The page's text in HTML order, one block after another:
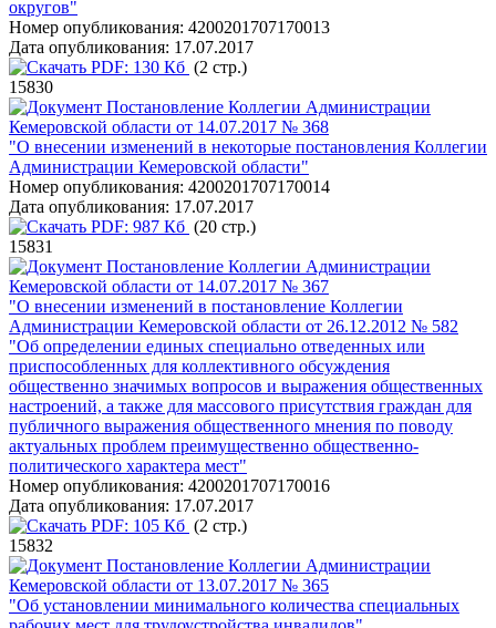
округов"
Номер опубликования: 4200201707170013
Дата опубликования: 17.07.2017
PDF: 130 Кб (2 стр.)
15830
Постановление Коллегии Администрации
Кемеровской области от 14.07.2017 № 368
"О внесении изменений в некоторые постановления Коллегии
Администрации Кемеровской области"
Номер опубликования: 4200201707170014
Дата опубликования: 17.07.2017
PDF: 987 Кб (20 стр.)
15831
Постановление Коллегии Администрации
Кемеровской области от 14.07.2017 № 367
"О внесении изменений в постановление Коллегии
Администрации Кемеровской области от 26.12.2012 № 582
"Об определении единых специально отведенных или
приспособленных для коллективного обсуждения
общественно значимых вопросов и выражения общественных
настроений, а также для массового присутствия граждан для
публичного выражения общественного мнения по поводу
актуальных проблем преимущественно общественно-
политического характера мест"
Номер опубликования: 4200201707170016
Дата опубликования: 17.07.2017
PDF: 105 Кб (2 стр.)
15832
Постановление Коллегии Администрации
Кемеровской области от 13.07.2017 № 365
"Об установлении минимального количества специальных